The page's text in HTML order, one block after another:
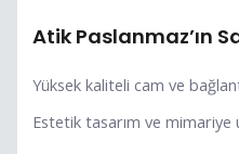
Atik Paslanmaz’ın
Yüksek kaliteli cam ve
Estetik tasarım ve mimariye